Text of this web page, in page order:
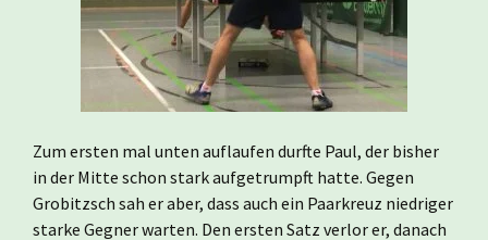
Zum ersten mal unten auflaufen durfte Paul, der bisher
in der Mitte schon stark aufgetrumpft hatte. Gegen
Grobitzsch sah er aber, dass auch ein Paarkreuz niedriger
starke Gegner warten. Den ersten Satz verlor er, danach